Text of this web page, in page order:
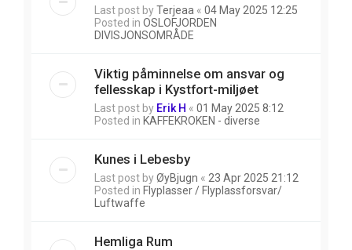
Last post byTerjeaa « 04 May 2025 12:25
Posted in OSLOFJORDEN
DIVISJONSOMRÅDE
Viktig påminnelse om ansvar og
fellesskap i Kystfort-miljøet
Last post by Erik H « 01 May 2025 8:12
Posted in KAFFEKROKEN - diverse
Kunes i Lebesby
Last post byØyBjugn « 23 Apr 2025 21:12
Posted in Flyplasser / Flyplassforsvar/
Luftwaffe
Hemliga Rum